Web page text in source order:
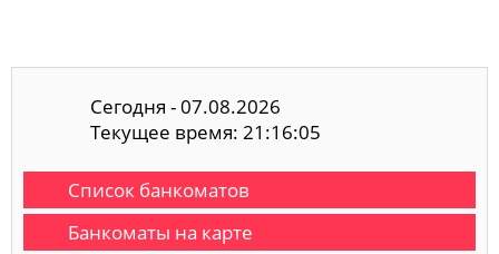
Сегодня - 07.08.2026
Текущее время: 21:16:05
Список банкоматов
Банкоматы на карте